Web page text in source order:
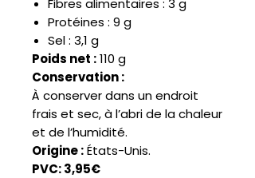
Protéines : 9 g
Sel : 3,1 g
Poids net :110 g
Conservation :
À conserver dans un endroit
frais et sec, à l’abri de la chaleur
et de l’humidité.
Origine :États-Unis.
PVC: 3,95€